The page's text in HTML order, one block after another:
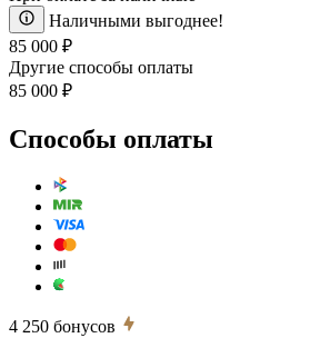
Наличными выгоднее!
85 000 ₽
Другие способы оплаты
85 000 ₽
Способы оплаты
4 250 бонусов